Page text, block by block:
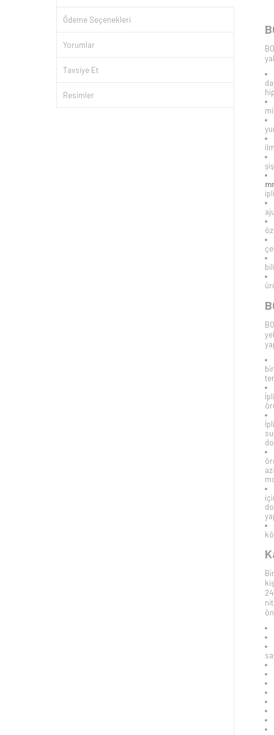
Ödeme Seçenekleri
Yorumlar
Tavsiye Et
Resimler